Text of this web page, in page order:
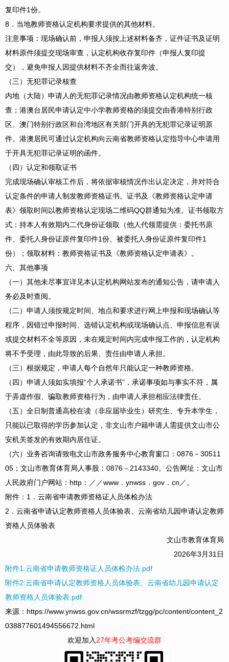
复印件1份。
8．当地教师资格认定机构要求提供的其他材料。
注意事项：现场确认前，申报人须按上述材料备齐，证件证书及证明
材料原件须提交现场审查，认定机构收存复印件（申报人复印提
交），避免申报人因提供材料不齐全而往返奔波。
（三）无犯罪记录核查
内地（大陆）申请人的无犯罪记录情况由教师资格认定机构统一核
查；港澳台居民申请认定中小学教师资格的须提交由香港特别行政
区、澳门特别行政区和台湾地区有关部门开具的无犯罪记录证明原
件。港澳居民可通过认定机构向云南省教师资格认定指导中心申请用
于开具无犯罪记录证明的函件。
（四）认定和领取证书
完成现场确认审核工作后，将依据审核情况作出认定决定，并对符合
认定条件的申请人制发教师资格证书。证书及《教师资格认定申请
表》领取时间以教师资格认定现场二维码QQ群通知为准。证书领取方
式：持本人有效期内二代身份证领取（他人代领需提供：委托书原
件、委托人身份证原件复印件1份、被委托人身份证原件复印件1
份）；领取材料：教师资格证书及《教师资格认定申请表》。
六、其他事项
（一）其他未尽事宜详见本认定机构网站发布的通知公告，请申请人
务必及时查阅。
（二）申请人须按规定时间、地点和要求进行网上申报和现场确认等
程序，因错过申报时间、选错认定机构或现场确认点、申报信息有误
或提交材料不全等原因，未在规定时间内完成申报工作的，认定机构
将不予受理，由此导致的后果、责任由申请人承担。
（三）根据规定，申请人每个自然年只能认定一种教师资格。
（四）申请人须如实填报“个人承诺书”，承诺事项如与事实不符，属
于弄虚作假、骗取教师资格行为，由申请人承担相应法律责任。
（五）全日制普通高校在读（非应届毕业生）研究生、专升本学生，
只能以已取得的学历参加认定，非文山市户籍申请人需提供文山市公
安机关签发的有效期内居住证。
（六）业务咨询请致电文山市政务服务中心教育窗口：0876－30511
05；文山市教育体育局人事股：0876－2143340。公告网址：文山市
人民政府门户网站：http：／／www．ynwss．gov．cn／。
附件：1．云南省申请教师资格证人员体检办法
2．云南省申请认定教师资格人员体验表、云南省幼儿园申请认定教师
资格人员体验表
文山市教育体育局
2026年3月31日
附件1.云南省申请教师资格证人员体检办法.pdf
附件2.云南省申请认定教师资格人员体验表、云南省幼儿园申请认定
教师资格人员体验表.pdf
来源：https://www.ynwss.gov.cn/wssrmzf/tzgg/pc/content/content_2
038877601494556672.html
欢迎加入27年考公考编交流群